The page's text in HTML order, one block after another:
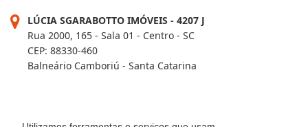
LÚCIA SGARABOTTO IMÓVEIS - 4207 J
Rua 2000, 165 - Sala 01 - Centro - SC
CEP: 88330-460
Balneário Camboriú - Santa Catarina